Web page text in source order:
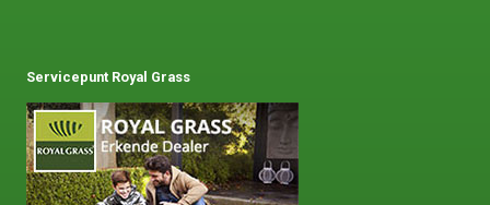
Servicepunt Royal Grass